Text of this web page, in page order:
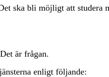
ska bli möjligt att studera
är frågan.
enligt följande: